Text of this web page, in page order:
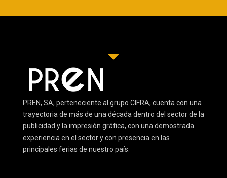
PREN, SA, perteneciente al grupo CIFRA, cuenta con una
trayectoria de más de una década dentro del sector de la
publicidad y la impresión gráfica, con una demostrada
experiencia en el sector y con presencia en las
principales ferias de nuestro país.